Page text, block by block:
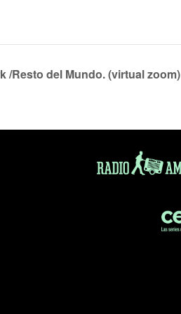
/Resto del Mundo. (virtual zoom)